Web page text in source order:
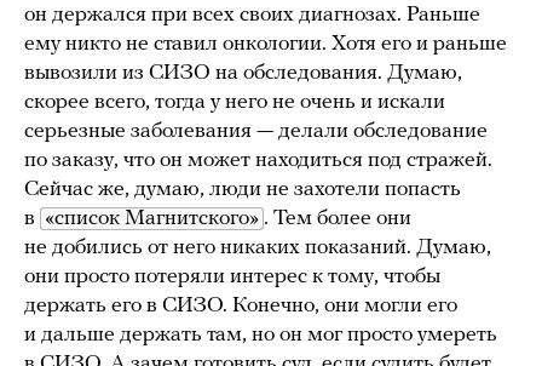
он держался при всех своих диагнозах. Раньше
ему никто не ставил онкологии. Хотя его и раньше
вывозили из СИЗО на обследования. Думаю,
скорее всего, тогда у него не очень и искали
серьезные заболевания — делали обследование
по заказу, что он может находиться под стражей.
Сейчас же, думаю, люди не захотели попасть
в «список Магнитского» . Тем более они
не добились от него никаких показаний. Думаю,
они просто потеряли интерес к тому, чтобы
держать его в СИЗО. Конечно, они могли его
и дальше держать там, но он мог просто умереть